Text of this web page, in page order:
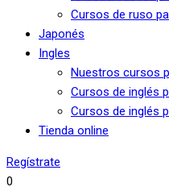
Cursos de ruso
Japonés
Ingles
Nuestros cursos
Cursos de inglés
Cursos de inglés
Tienda online
Regístrate
0